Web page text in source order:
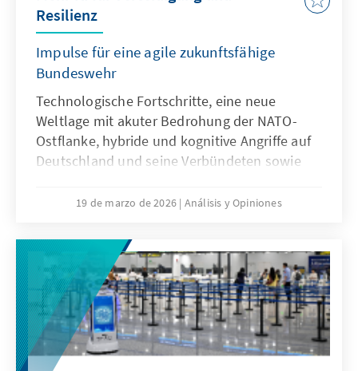
Resilienz
Impulse für eine agile zukunftsfähige
Bundeswehr
Technologische Fortschritte, eine neue
Weltlage mit akuter Bedrohung der NATO-
Ostflanke, hybride und kognitive Angriffe auf
Deutschland und seine Verbündeten sowie
stellen die Bundeswehr vor neue
aber nicht nur Treiber bei diesen
Entwicklungen, sondern zugleich eine
Antwort. Dafür bedarf es einer KI-Strategie,
die wesentliche Herausforderungen gezielt
adressiert und die Möglichkeiten von KI nach
ethischen Richtlinien aktiv nutzt, um effizient
abschrecken zu können.
19 de marzo de 2026 Análisis y Opiniones